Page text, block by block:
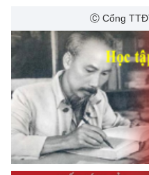
Ⓒ Cổng